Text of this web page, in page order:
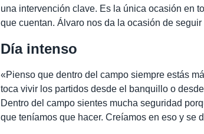
una intervención clave. Es la única ocasión en
que cuentan. Álvaro nos da la ocasión de seguir
Día intenso
«Pienso que dentro del campo siempre estás
toca vivir los partidos desde el banquillo o
Dentro del campo sientes mucha seguridad
que teníamos que hacer. Creíamos en eso y se